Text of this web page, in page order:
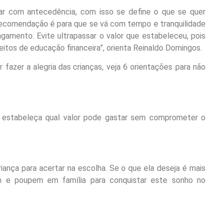
com antecedência, com isso se define o que se quer
é para que se vá com tempo e tranquilidade
Evite ultrapassar o valor que estabeleceu, pois
de educação financeira”, orienta Reinaldo Domingos.
a alegria das crianças, veja 6 orientações para não
qual valor pode gastar sem comprometer o
para acertar na escolha. Se o que ela deseja é mais
e poupem em família para conquistar este sonho no